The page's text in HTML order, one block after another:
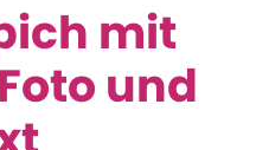
mit
und